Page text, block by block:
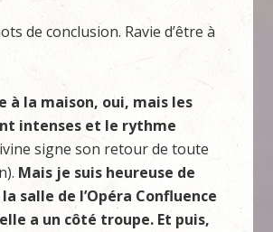
de conclusion. Ravie d’être à
à la maison, oui, mais les
intenses et le rythme
signe son retour de toute
Mais je suis heureuse de
salle de l’Opéra Confluence
a un côté troupe. Et puis,